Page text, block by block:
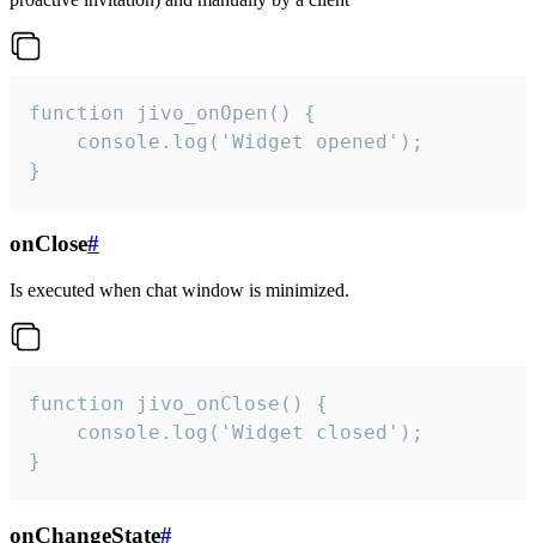
function jivo_onOpen() {
    console.log('Widget opened');
}
onClose#
Is executed when chat window is minimized.
function jivo_onClose() {
    console.log('Widget closed');
}
onChangeState#